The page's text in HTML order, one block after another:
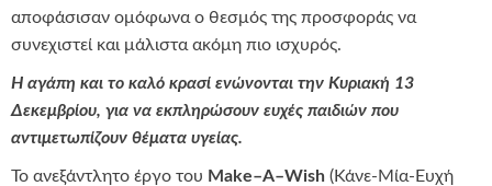
αποφάσισαν ομόφωνα ο θεσμός της προσφοράς να
συνεχιστεί και μάλιστα ακόμη πιο ισχυρός.
Η αγάπη και το καλό κρασί ενώνονται την Κυριακή 13
Δεκεμβρίου, για να εκπληρώσουν ευχές παιδιών που
αντιμετωπίζουν θέματα υγείας.
Το ανεξάντλητο έργο του Make–A–Wish (Κάνε-Μία-Ευχή